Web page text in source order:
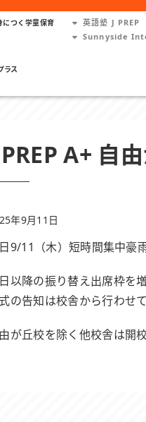
つく学童保育
ラス
英語塾 J PREP
Sunnyside
PREP A+ 自
年9月11日
9/11（木）短時間集中豪
以降の振り替え出席枠を
の告知は校舎から行わせ
が丘校を除く他校舎は開